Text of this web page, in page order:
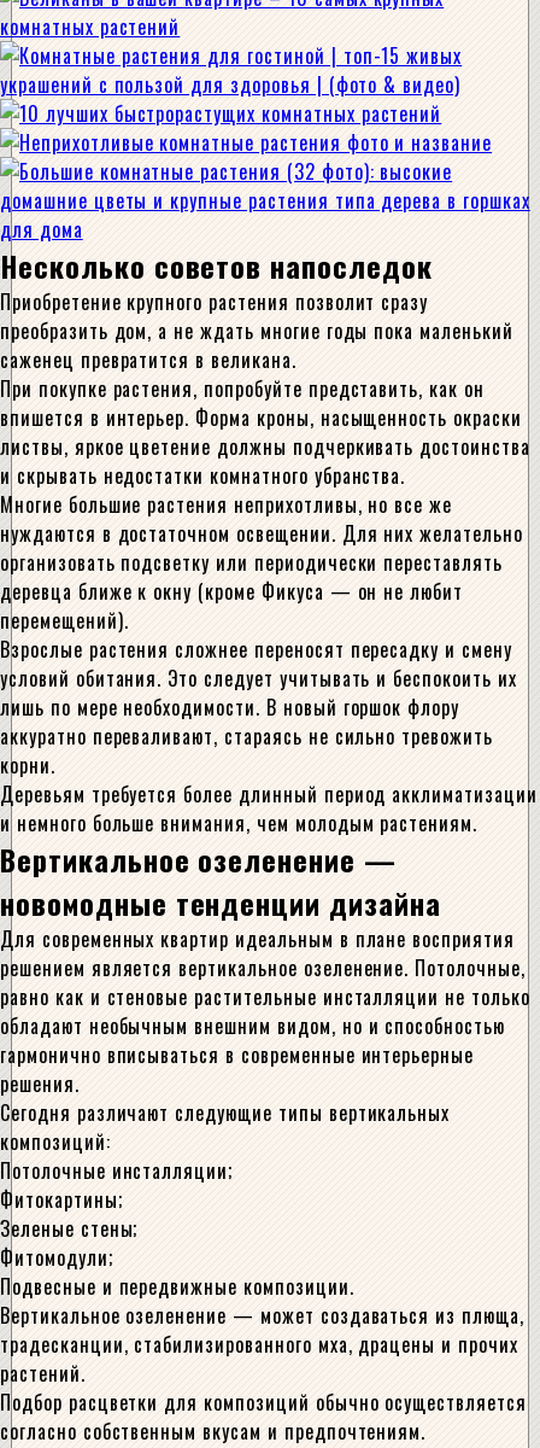
Несколько советов напоследок
Приобретение крупного растения позволит сразу
преобразить дом, а не ждать многие годы пока маленький
саженец превратится в великана.
При покупке растения, попробуйте представить, как он
впишется в интерьер. Форма кроны, насыщенность окраски
листвы, яркое цветение должны подчеркивать достоинства
и скрывать недостатки комнатного убранства.
Многие большие растения неприхотливы, но все же
нуждаются в достаточном освещении. Для них желательно
организовать подсветку или периодически переставлять
деревца ближе к окну (кроме Фикуса — он не любит
перемещений).
Взрослые растения сложнее переносят пересадку и смену
условий обитания. Это следует учитывать и беспокоить их
лишь по мере необходимости. В новый горшок флору
аккуратно переваливают, стараясь не сильно тревожить
корни.
Деревьям требуется более длинный период акклиматизации
и немного больше внимания, чем молодым растениям.
Вертикальное озеленение —
новомодные тенденции дизайна
Для современных квартир идеальным в плане восприятия
решением является вертикальное озеленение. Потолочные,
равно как и стеновые растительные инсталляции не только
обладают необычным внешним видом, но и способностью
гармонично вписываться в современные интерьерные
решения.
Сегодня различают следующие типы вертикальных
композиций:
Потолочные инсталляции;
Фитокартины;
Зеленые стены;
Фитомодули;
Подвесные и передвижные композиции.
Вертикальное озеленение — может создаваться из плюща,
традесканции, стабилизированного мха, драцены и прочих
растений.
Подбор расцветки для композиций обычно осуществляется
согласно собственным вкусам и предпочтениям.